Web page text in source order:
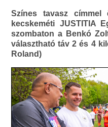
Színes tavasz címmel
kecskeméti JUSTITIA
szombaton a Benkó
választható táv 2 és 4
Roland)